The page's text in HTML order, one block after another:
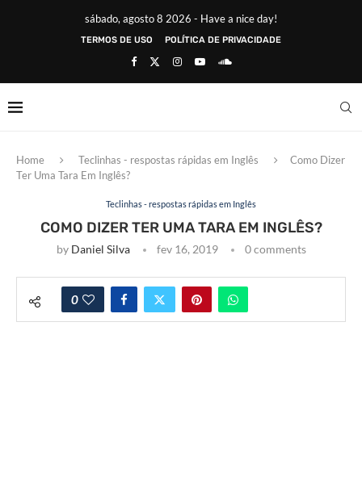
sábado, agosto 8 2026 - Have a nice day!
TERMOS DE USO POLÍTICA DE PRIVACIDADE
Home Teclinhas - respostas rápidas em Inglês
Como Dizer
Ter Uma Tara Em Inglês?
Teclinhas - respostas rápidas em Inglês
COMO DIZER TER UMA TARA EM INGLÊS?
by Daniel Silva fev 16, 2019 0 comments
0